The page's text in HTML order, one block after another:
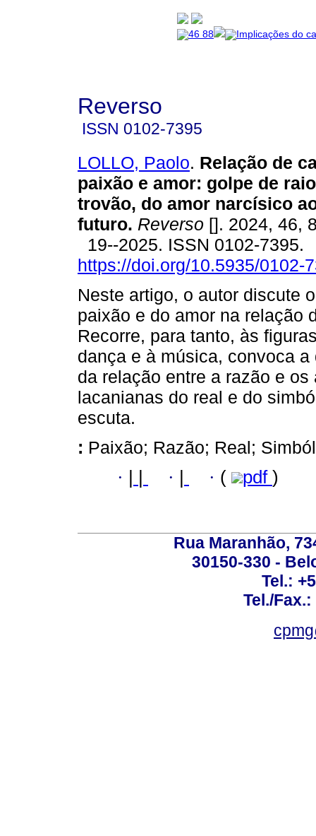
Reverso
ISSN 0102-7395
LOLLO, Paolo. Relação de
paixão e amor: golpe de
trovão, do amor narcísico
futuro. Reverso []. 2024, 46,
19--2025. ISSN 0102-7395.
https://doi.org/10.5935/0102-
Neste artigo, o autor discute
paixão e do amor na relação
Recorre, para tanto, às
dança e à música, convoca
da relação entre a razão e
lacanianas do real e do
escuta.
: Paixão; Razão; Real;
· · · ( pdf )
Rua Maranhão,
30150-330 -
Tel.:
Tel./Fax.: